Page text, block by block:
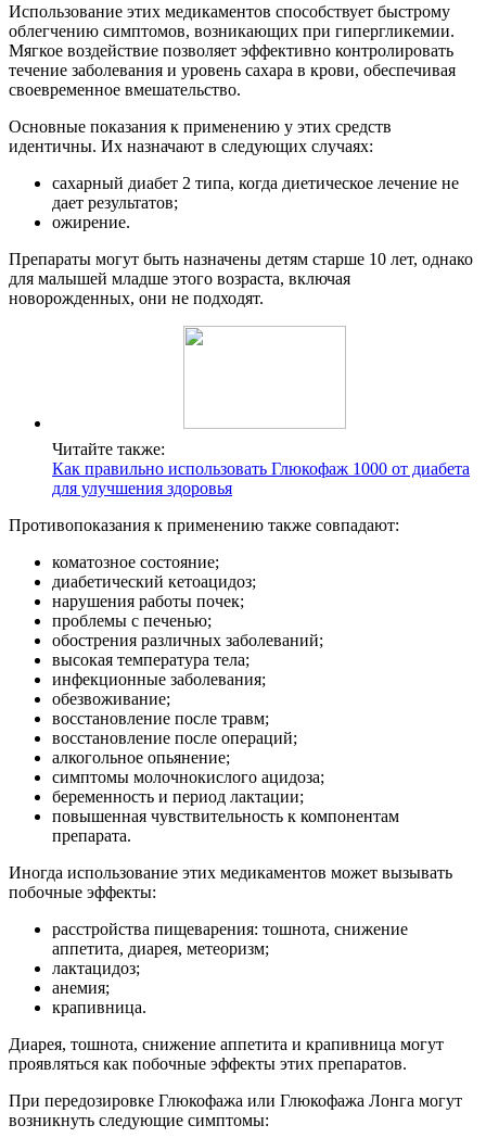
Использование этих медикаментов способствует быстрому
облегчению симптомов, возникающих при гипергликемии.
Мягкое воздействие позволяет эффективно контролировать
течение заболевания и уровень сахара в крови, обеспечивая
своевременное вмешательство.
Основные показания к применению у этих средств
идентичны. Их назначают в следующих случаях:
сахарный диабет 2 типа, когда диетическое лечение не
дает результатов;
ожирение.
Препараты могут быть назначены детям старше 10 лет, однако
для малышей младше этого возраста, включая
новорожденных, они не подходят.
Читайте также:
Как правильно использовать Глюкофаж 1000 от диабета
для улучшения здоровья
Противопоказания к применению также совпадают:
коматозное состояние;
диабетический кетоацидоз;
нарушения работы почек;
проблемы с печенью;
обострения различных заболеваний;
высокая температура тела;
инфекционные заболевания;
обезвоживание;
восстановление после травм;
восстановление после операций;
алкогольное опьянение;
симптомы молочнокислого ацидоза;
беременность и период лактации;
повышенная чувствительность к компонентам
препарата.
Иногда использование этих медикаментов может вызывать
побочные эффекты:
расстройства пищеварения: тошнота, снижение
аппетита, диарея, метеоризм;
лактацидоз;
анемия;
крапивница.
Диарея, тошнота, снижение аппетита и крапивница могут
проявляться как побочные эффекты этих препаратов.
При передозировке Глюкофажа или Глюкофажа Лонга могут
возникнуть следующие симптомы: